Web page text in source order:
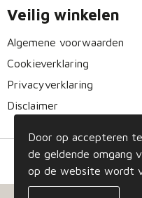
Veilig winkelen
Algemene voorwaarden
Cookieverklaring
Privacyverklaring
Disclaimer
Door op accepteren
de geldende omgang
op de website wordt